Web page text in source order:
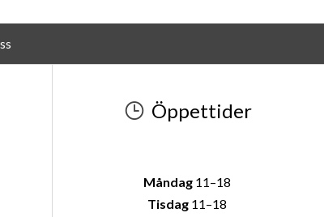
Öppettider
Måndag 11–18
Tisdag 11–18